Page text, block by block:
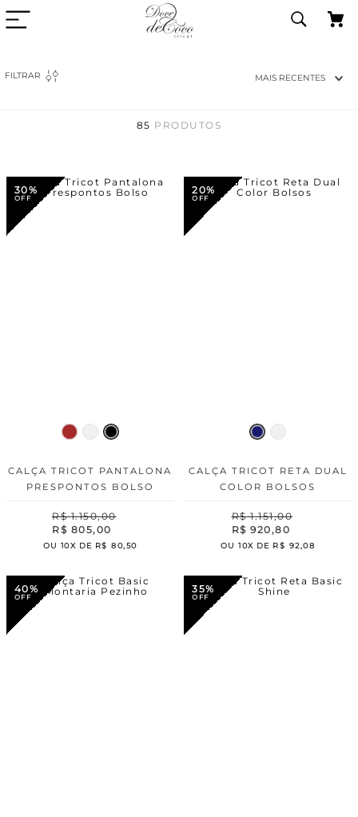
MAIS RECENTES
FILTRAR
85 PRODUTOS
30%
CALÇA TRICOT PANTALONA
PRESPONTOS BOLSO
R$ 1.150,00
R$ 805,00
OU 10X DE R$ 80,50
20%
CALÇA TRICOT RETA DUAL
COLOR BOLSOS
R$ 1.151,00
R$ 920,80
OU10X DE R$ 92 ,08
40% 35%